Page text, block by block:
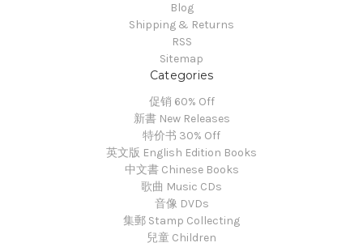
Blog
Shipping & Returns
RSS
Sitemap
Categories
促销 60% Off
新書 New Releases
特价书 30% Off
英文版 English Edition Books
中文書 Chinese Books
歌曲 Music CDs
音像 DVDs
集郵 Stamp Collecting
兒童 Children